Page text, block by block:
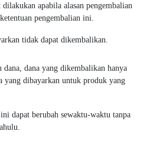
dilakukan apabila alasan pengembalian
pengembalian ini.
tidak dapat dikembalikan.
dana yang dikembalikan hanya
yang dibayarkan untuk produk yang
dapat berubah sewaktu-waktu tanpa